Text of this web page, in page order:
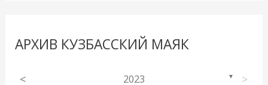
АРХИВ КУЗБАССКИЙ МАЯК
< 2023 ▼ >